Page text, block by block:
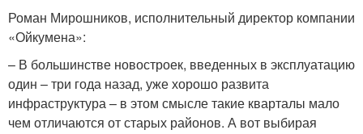
Роман Мирошников, исполнительный директор компании
«Ойкумена»:
– В большинстве новостроек, введенных в эксплуатацию
один – три года назад, уже хорошо развита
инфраструктура – в этом смысле такие кварталы мало
чем отличаются от старых районов. А вот выбирая